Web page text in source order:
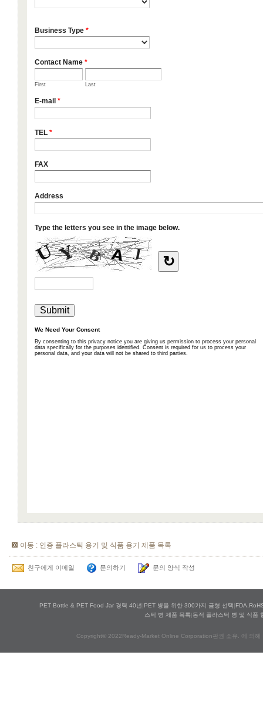
이동 : 인증 플라스틱 용기 및 식품 용기 제품 목록
친구에게 이메일 문의하기 문의 양식 작성
PET Bottle & PET Food Jar 경력 40년 |PET 병을 위한 300가지 금형 선택|
스틱 병 제품 목록|동적 플라스틱 병 및 식품
Copyright© 2022Ready-Market Online Corporation판권 소유. 에 의해